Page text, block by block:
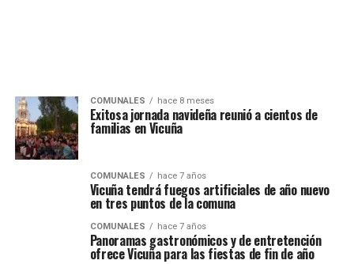
COMUNALES hace 8 meses
Exitosa jornada navideña reunió a cientos de
familias en Vicuña
COMUNALES hace 7 años
Vicuña tendrá fuegos artificiales de año nuevo
en tres puntos de la comuna
COMUNALES hace 7 años
Panoramas gastronómicos y de entretención
ofrece Vicuña para las fiestas de fin de año